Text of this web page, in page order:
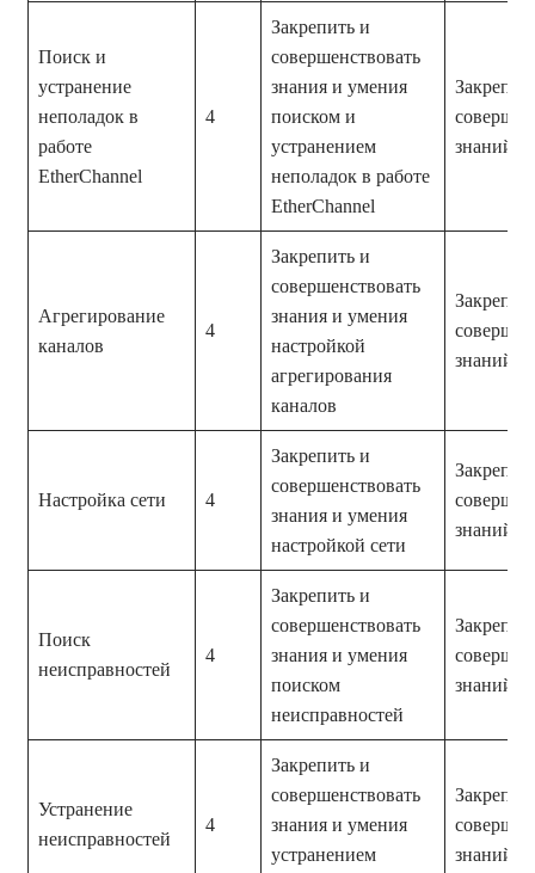
Поиск и
устранение
неполадок в
работе
EtherChannel
4
Закрепить и
совершенствовать
знания и умения
поиском и
устранением
неполадок в работе
EtherChannel
знаний и
Агрегирование
каналов
4
Закрепить и
совершенствовать
знания и умения
настройкой
агрегирования
каналов
знаний и
Настройка сети 4
Закрепить и
совершенствовать
знания и умения
настройкой сети
знаний и
Поиск
неисправностей
4
Закрепить и
совершенствовать
знания и умения
поиском
неисправностей
знаний и
Устранение
неисправностей
4
Закрепить и
совершенствовать
знания и умения
устранением
знаний и